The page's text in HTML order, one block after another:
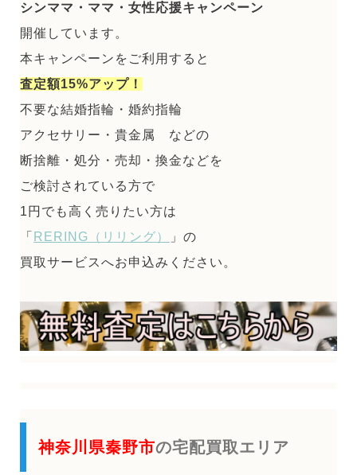
シンママ・ママ・女性応援キャンペーン
開催しています。
本キャンペーンをご利用すると
査定額15%アップ！
不要な結婚指輪・婚約指輪
アクセサリー・貴金属 などの
断捨離・処分・売却・換金などを
ご検討されている方で
1円でも高く売りたい方は
「 RERING（リリング）
」の
買取サービスへお申込みください。
神奈川県秦野市の宅配買取エリア